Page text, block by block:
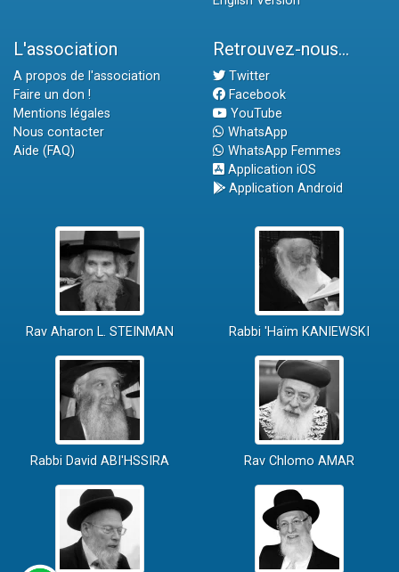
L'association
A propos de l'association
Faire un don !
Mentions légales
Nous contacter
Aide (FAQ)
Retrouvez-nous...
Twitter
Facebook
YouTube
WhatsApp
WhatsApp Femmes
Application iOS
Application Android
Rav Aharon L. STEINMAN Rabbi 'Haïm KANIEWSKI
Rabbi David ABI'HSSIRA Rav Chlomo AMAR